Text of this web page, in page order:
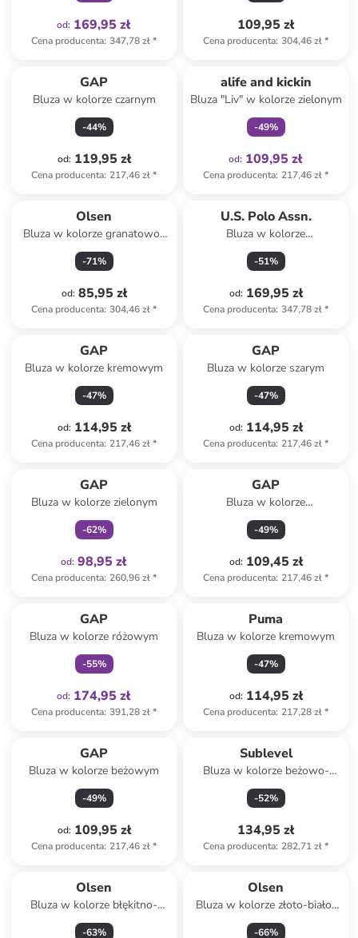
od: 169,95 zł
Cena producenta: 347,78 zł*
109,95 zł
Cena producenta: 304,46 zł*
GAP
Bluza w kolorze czarnym
-44%
od: 119,95 zł
Cena producenta: 217,46 zł*
alife and kickin
Bluza "Liv" w kolorze zielonym
-49%
od: 109,95 zł
Cena producenta: 217,46 zł*
Olsen
Bluza w kolorze granatowo-
błękitno-białym
-71%
od: 85,95 zł
Cena producenta: 304,46 zł*
U.S. Polo Assn.
Bluza w kolorze
jasnoróżowym
-51%
od: 169,95 zł
Cena producenta: 347,78 zł*
GAP
Bluza w kolorze kremowym
-47%
od: 114,95 zł
Cena producenta: 217,46 zł*
GAP
Bluza w kolorze szarym
-47%
od: 114,95 zł
Cena producenta: 217,46 zł*
GAP
Bluza w kolorze zielonym
-62%
od: 98,95 zł
Cena producenta: 260,96 zł*
GAP
Bluza w kolorze
antracytowym
-49%
od: 109,45 zł
Cena producenta: 217,46 zł*
GAP
Bluza w kolorze różowym
-55%
od: 174,95 zł
Cena producenta: 391,28 zł*
Puma
Bluza w kolorze kremowym
-47%
od: 114,95 zł
Cena producenta: 217,28 zł*
GAP
Bluza w kolorze beżowym
-49%
od: 109,95 zł
Cena producenta: 217,46 zł*
Sublevel
Bluza w kolorze beżowo-
szarym
-52%
134,95 zł
Cena producenta: 282,71 zł*
Olsen
Bluza w kolorze błękitno-
białym
-63%
Olsen
Bluza w kolorze złoto-biało-
czarnym
-66%